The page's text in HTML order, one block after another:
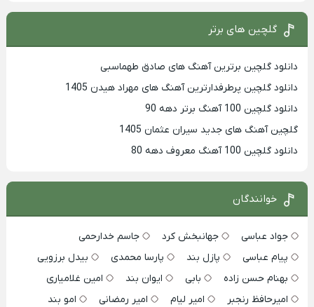
گلچین های برتر
دانلود گلچین برترین آهنگ های صادق طهماسبی
دانلود گلچین پرطرفدارترین آهنگ های مهراد هیدن 1405
دانلود گلچین 100 آهنگ برتر دهه 90
گلچین آهنگ های جدید سیران عثمان 1405
دانلود گلچین 100 آهنگ معروف دهه 80
خوانندگان
جواد عباسی جهانبخش کرد
جاسم خدارحمی
پیام عباسی
پازل بند پارسا محمدی
بیدل برزویی
بهنام حسن زاده
بابی ایوان بند
امین غلامیاری
امیرحافظ رنجبر
امیر لیام امیر رمضانی
امو بند